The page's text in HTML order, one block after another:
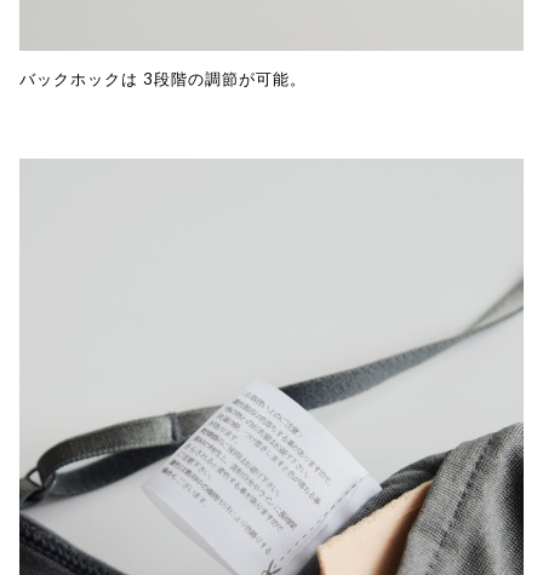
バックホックは 3段階の調節が可能。